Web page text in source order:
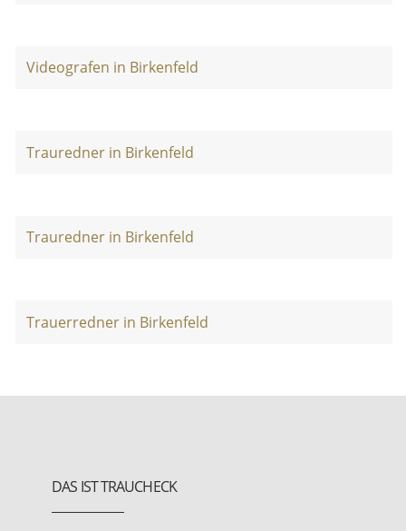
Videografen in Birkenfeld
Trauredner in Birkenfeld
Trauredner in Birkenfeld
Trauerredner in Birkenfeld
DAS IST TRAUCHECK